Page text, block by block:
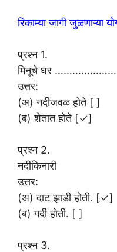
रिकाम्या जागी जुळणाऱ्या
प्रश्न 1.
मिनूचे घर
उत्तर:
(अ) नदीजवळ होते [ ]
(ब) शेतात होते [✓]
प्रश्न 2.
नदीकिनारी
उत्तर:
(अ) दाट झाडी होती. [✓]
(ब) गर्दी होती. [ ]
प्रश्न 3.